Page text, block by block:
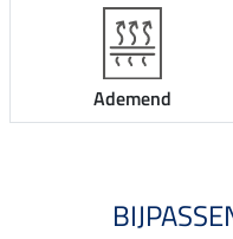
Ademend